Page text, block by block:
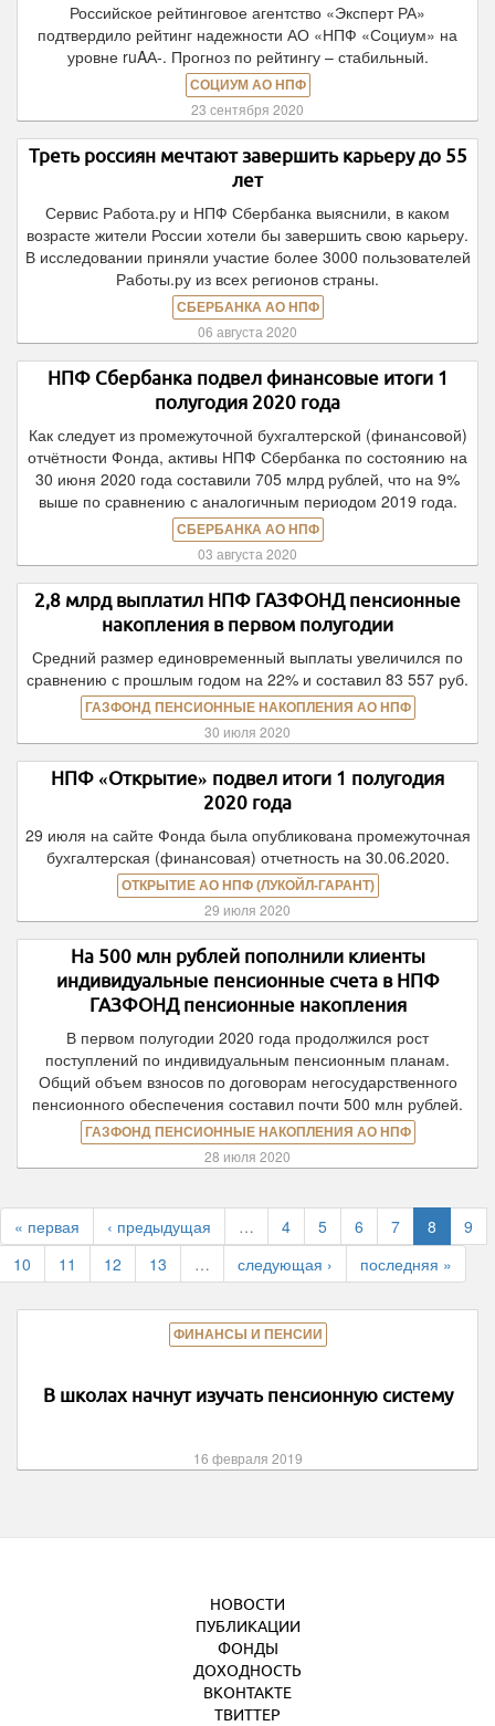
Российское рейтинговое агентство «Эксперт РА»
подтвердило рейтинг надежности АО «НПФ «Социум» на
уровне ruAА-. Прогноз по рейтингу – стабильный.
СОЦИУМ АО НПФ
23 сентября 2020
Треть россиян мечтают завершить карьеру до 55
лет
Сервис Работа.ру и НПФ Сбербанка выяснили, в каком
возрасте жители России хотели бы завершить свою карьеру.
В исследовании приняли участие более 3000 пользователей
Работы.ру из всех регионов страны.
СБЕРБАНКА АО НПФ
06 августа 2020
НПФ Сбербанка подвел финансовые итоги 1
полугодия 2020 года
Как следует из промежуточной бухгалтерской (финансовой)
отчётности Фонда, активы НПФ Сбербанка по состоянию на
30 июня 2020 года составили 705 млрд рублей, что на 9%
выше по сравнению с аналогичным периодом 2019 года.
СБЕРБАНКА АО НПФ
03 августа 2020
2,8 млрд выплатил НПФ ГАЗФОНД пенсионные
накопления в первом полугодии
Средний размер единовременный выплаты увеличился по
сравнению с прошлым годом на 22% и составил 83 557 руб.
ГАЗФОНД ПЕНСИОННЫЕ НАКОПЛЕНИЯ АО НПФ
30 июля 2020
НПФ «Открытие» подвел итоги 1 полугодия
2020 года
29 июля на сайте Фонда была опубликована промежуточная
бухгалтерская (финансовая) отчетность на 30.06.2020.
ОТКРЫТИЕ АО НПФ (ЛУКОЙЛ-ГАРАНТ)
29 июля 2020
На 500 млн рублей пополнили клиенты
индивидуальные пенсионные счета в НПФ
ГАЗФОНД пенсионные накопления
В первом полугодии 2020 года продолжился рост
поступлений по индивидуальным пенсионным планам.
Общий объем взносов по договорам негосударственного
пенсионного обеспечения составил почти 500 млн рублей.
ГАЗФОНД ПЕНСИОННЫЕ НАКОПЛЕНИЯ АО НПФ
28 июля 2020
« первая ‹ предыдущая … 4 5 6 7 8
9
10
11 12 13 … следующая › последняя »
ФИНАНСЫ И ПЕНСИИ
В школах начнут изучать пенсионную систему
16 февраля 2019
НОВОСТИ
ПУБЛИКАЦИИ
ФОНДЫ
ДОХОДНОСТЬ
ВКОНТАКТЕ
ТВИТТЕР